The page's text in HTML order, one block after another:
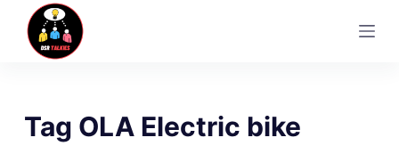
Tag OLA Electric bike